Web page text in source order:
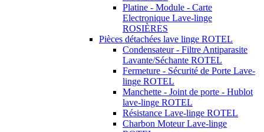
Platine - Module - Carte
Electronique Lave-linge
ROSIÈRES
Pièces détachées lave linge ROTEL
Condensateur - Filtre Antiparasite
Lavante/Séchante ROTEL
Fermeture - Sécurité de Porte Lave-
linge ROTEL
Manchette - Joint de porte - Hublot
lave-linge ROTEL
Résistance Lave-linge ROTEL
Charbon Moteur Lave-linge